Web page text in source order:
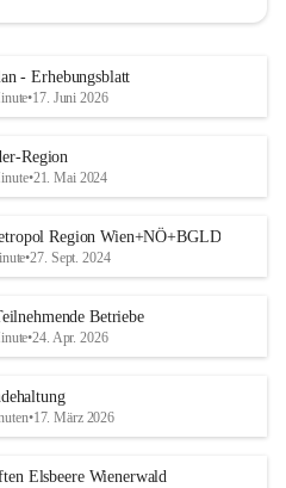
- Erhebungsblatt
•17. Juni 2026
Region
•21. Mai 2024
Region Wien+NÖ+BGLD
•27. Sept. 2024
Betriebe
•24. Apr. 2026
•17. März 2026
Elsbeere Wienerwald